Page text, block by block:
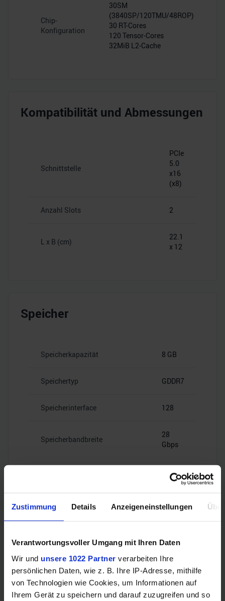
Zustimmung Details Anzeigeneinstellungen
Verantwortungsvoller Umgang mit Ihren Daten
Wir und unsere 1022 Partner verarbeiten Ihre
persönlichen Daten, wie z. B. Ihre IP-Adresse, mithilfe
von Technologien wie Cookies, um Informationen auf
Ihrem Gerät zu speichern und darauf zuzugreifen und so
Chip-
Konfiguration
30SM
(3840SP/120TMU/48ROP)
30 RT-Cores
120 Tensor-Cores
32MiB L2-Cache
Kompatibilität und Abmessungen
Schnittstelle
PCIe
5.0
x16
(x8)
Anzahl Slots 2
L x B (cm)
22.1
x 12
Speicher
Speicherkapazität 8 GB
Speichertyp GDDR7
Speicherinterface 128
Speicherbandbreite
28
Gbps
Videoanschlüsse
HDMI
2.1b
DisplayPort
3x
DisplayPort